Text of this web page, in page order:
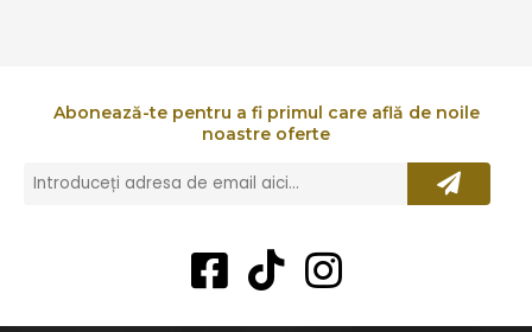
Abonează-te pentru a fi primul care află de noile
noastre oferte